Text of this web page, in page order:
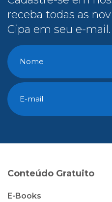
receba todas as
Cipa em seu e-mail.
Conteúdo Gratuito
E-Books